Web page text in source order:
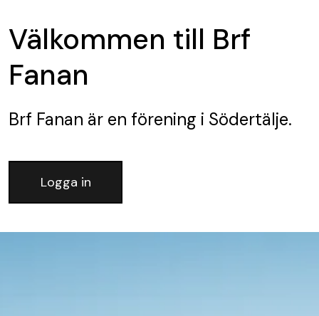
Välkommen till Brf
Fanan
Brf Fanan är en förening i Södertälje.
Logga in